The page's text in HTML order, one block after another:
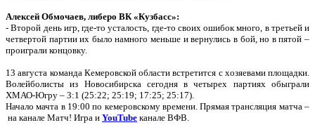
Алексей Обмочаев, либеро ВК «Кузбасс»:
- Второй день игр, где-то усталость, где-то своих ошибок много, в третьей и
четвертой партии их было намного меньше и вернулись в бой, но в пятой –
проиграли концовку.
13 августа команда Кемеровской области встретится с хозяевами площадки.
Волейболисты из Новосибирска сегодня в четырех партиях обыграли
ХМАО-Югру – 3:1 (25:22; 25:19; 17:25; 25:17).
Начало мачта в 19:00 по кемеровскому времени. Прямая трансляция матча –
на канале Матч! Игра и YouTube канале ВФВ.